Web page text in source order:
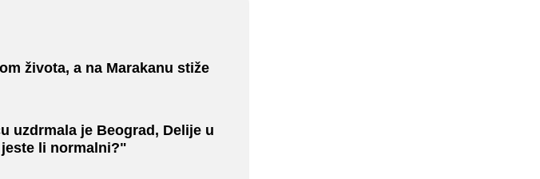
života, a na Marakanu stiže
uzdrmala je Beograd, Delije u
li normalni?"